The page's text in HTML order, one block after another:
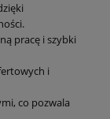
pracę i szybki
i
co pozwala